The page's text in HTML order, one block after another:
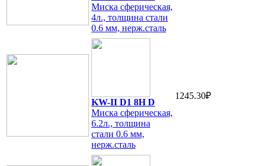
Миска сферическая,
4л., толщина стали
0.6 мм, нерж.сталь
KW-II D1 8H D
Миска сферическая,
6.2л., толщина
стали 0.6 мм,
нерж.сталь
1245.30₽